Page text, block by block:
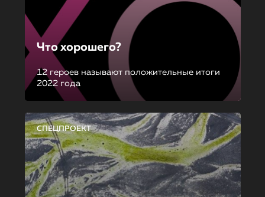
Что хорошего?
12 героев называют положительные итоги
2022 года
СПЕЦПРОЕКТ